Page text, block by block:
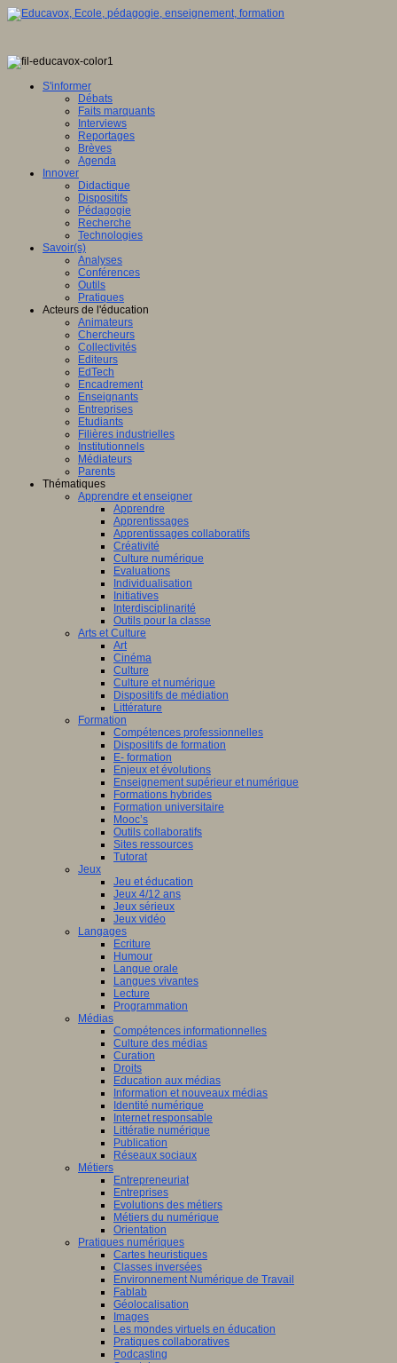
S'informer
Débats
Faits marquants
Interviews
Reportages
Brèves
Agenda
Innover
Didactique
Dispositifs
Pédagogie
Recherche
Technologies
Savoir(s)
Analyses
Conférences
Outils
Pratiques
Acteurs de l'éducation
Animateurs
Chercheurs
Collectivités
Editeurs
EdTech
Encadrement
Enseignants
Entreprises
Etudiants
Filières industrielles
Institutionnels
Médiateurs
Parents
Thématiques
Apprendre et enseigner
Apprendre
Apprentissages
Apprentissages collaboratifs
Créativité
Culture numérique
Evaluations
Individualisation
Initiatives
Interdisciplinarité
Outils pour la classe
Arts et Culture
Art
Cinéma
Culture
Culture et numérique
Dispositifs de médiation
Littérature
Formation
Compétences professionnelles
Dispositifs de formation
E- formation
Enjeux et évolutions
Enseignement supérieur et numérique
Formations hybrides
Formation universitaire
Mooc’s
Outils collaboratifs
Sites ressources
Tutorat
Jeux
Jeu et éducation
Jeux 4/12 ans
Jeux sérieux
Jeux vidéo
Langages
Ecriture
Humour
Langue orale
Langues vivantes
Lecture
Programmation
Médias
Compétences informationnelles
Culture des médias
Curation
Droits
Education aux médias
Information et nouveaux médias
Identité numérique
Internet responsable
Littératie numérique
Publication
Réseaux sociaux
Métiers
Entrepreneuriat
Entreprises
Evolutions des métiers
Métiers du numérique
Orientation
Pratiques numériques
Cartes heuristiques
Classes inversées
Environnement Numérique de Travail
Fablab
Géolocalisation
Images
Les mondes virtuels en éducation
Pratiques collaboratives
Podcasting